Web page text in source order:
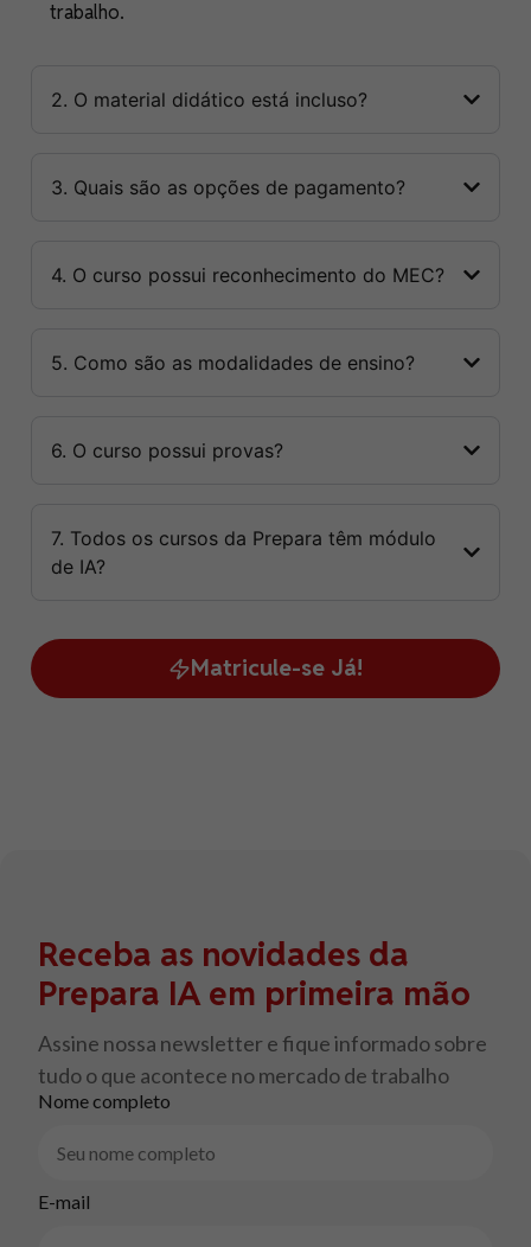
trabalho.
2. O material didático está incluso?
3. Quais são as opções de pagamento?
4. O curso possui reconhecimento do MEC?
5. Como são as modalidades de ensino?
6. O curso possui provas?
7. Todos os cursos da Prepara têm módulo
de IA?
Matricule-se Já!
Receba as novidades da
Prepara IA em primeira mão
Assine nossa newsletter e fique informado sobre
tudo o que acontece no mercado de trabalho
Nome completo
E-mail